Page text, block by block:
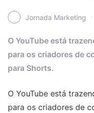
Jornada Marketing
O YouTube está
para os criadores de
para Shorts.
O YouTube está
para os criadores de